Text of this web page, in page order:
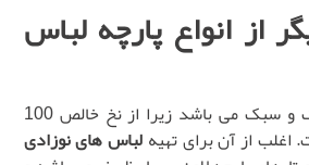
ازانواع پارچه لباس
این پارچه بسیار خنک و سبک می باشد زیرا از نخ خالص 100
از آن برای تهیهلباس های نوزادی